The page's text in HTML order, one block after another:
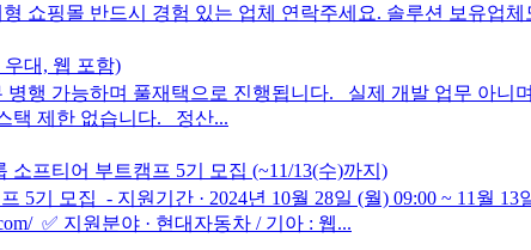
쇼핑몰 반드시 경험 있는 업체 연락주세요. 솔루션 보유업
대, 웹 포함)
행 가능하며 풀재택으로 진행됩니다. 실제 개발 업무 아
택 제한 없습니다. 정산...
프티어 부트캠프 5기 모집 (~11/13(수)까지)
5기 모집 ​ - 지원기간 · 2024년 10월 28일 (월) 09:00 ~ 11월
✅ 지원분야 · 현대자동차 / 기아 : 웹...